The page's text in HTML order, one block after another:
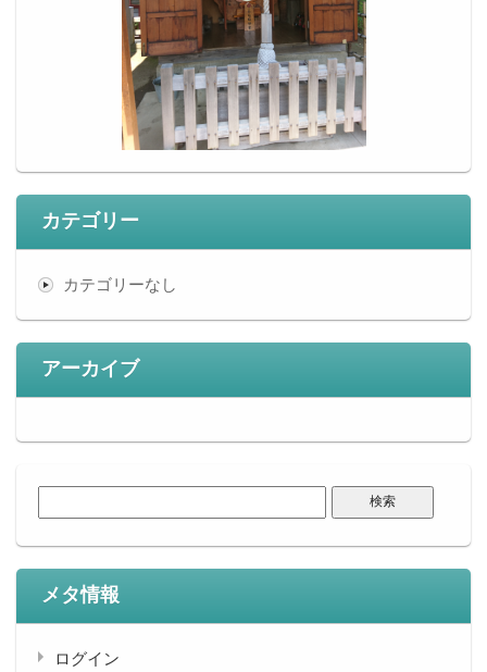
カテゴリー
カテゴリーなし
アーカイブ
索:
メタ情報
ログイン